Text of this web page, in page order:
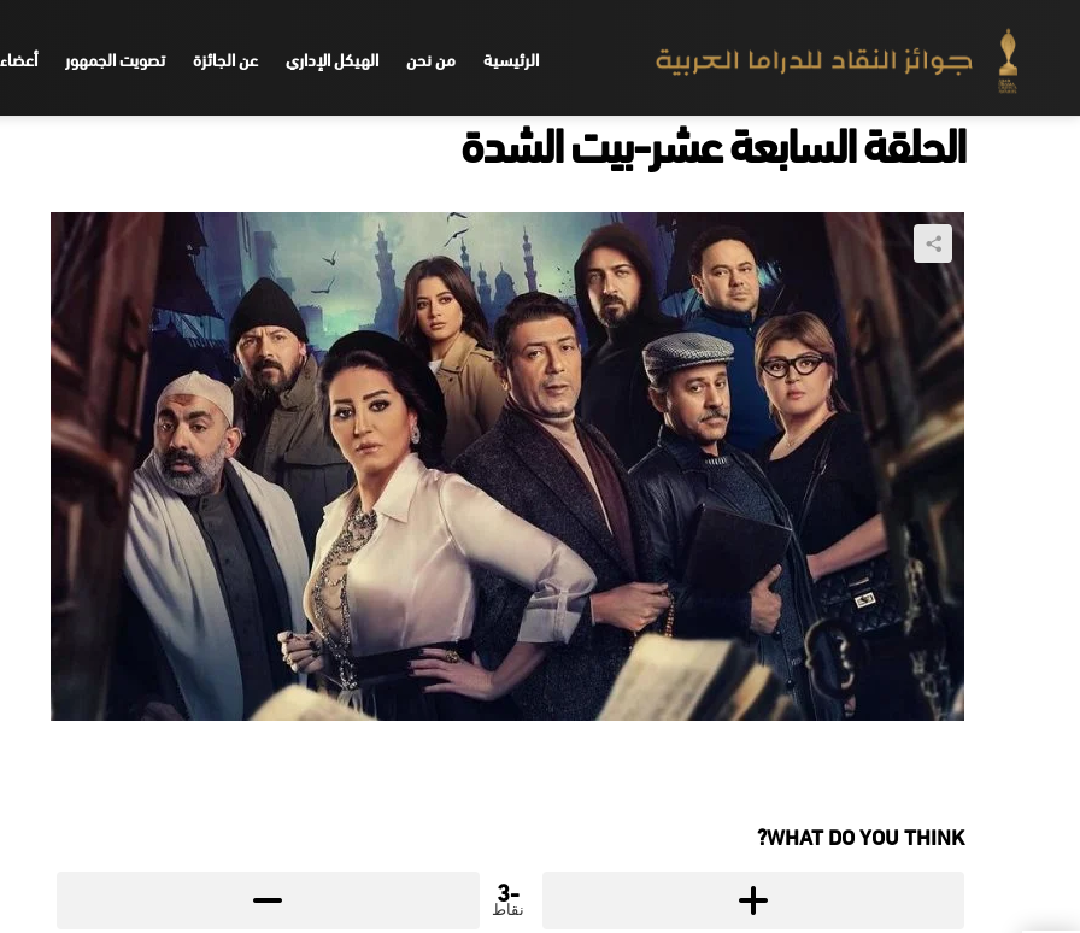
الرئيسية من نحن الهيكل الإداري عن الجائزة تصويت الجمهور
الحلقة السابعة عشر-بيت الشدة
WHAT DO YOU THINK?
-3
نقاط